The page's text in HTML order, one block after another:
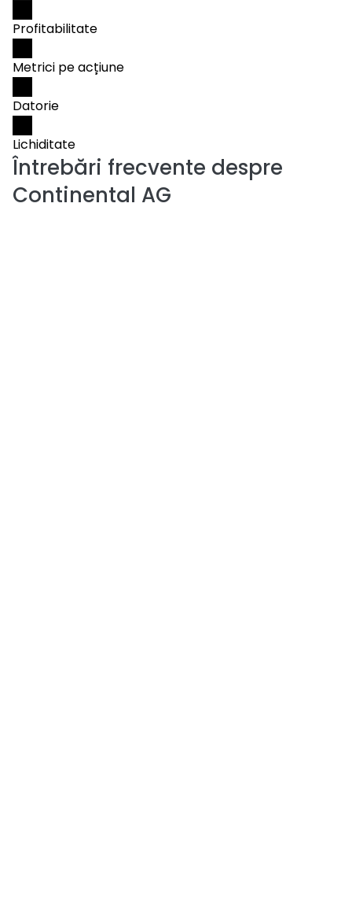
Profitabilitate
Metrici pe acțiune
Datorie
Lichiditate
Întrebări frecvente despre
Continental AG